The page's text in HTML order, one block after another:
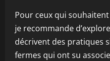
Pour ceux qui
je recommande
décrivent des pratiques
fermes qui ont su